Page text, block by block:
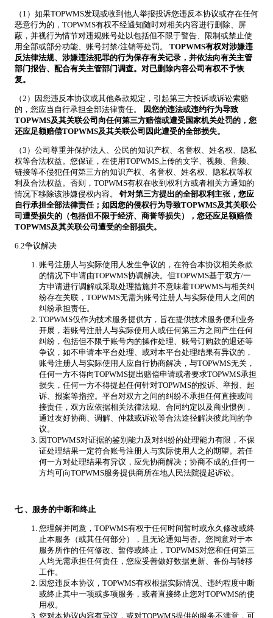
（1）如果TOPWMS发现或收到他人举报投诉您违反本协议或存在任何
恶意行为的，TOPWMS有权不经通知随时对相关内容进行删除、屏
蔽，并视行为情节对违规账号处以包括但不限于警告、限制或禁止使
用全部或部分功能、账号封禁/注销等处罚。 TOPWMS有权对涉嫌违
反法律法规、涉嫌违法犯罪的行为保存有关记录，并依法向有关主管
部门报告、配合有关主管部门调查。对已删除内容公司有权不予恢
复。
（2）因您违反本协议或其他条款规定，引起第三方投诉或诉讼索赔
的，您应当自行承担全部法律责任。
因您的违法或违约行为导致
TOPWMS及其关联公司向任何第三方赔偿或遭受国家机关处罚的，您
还应足额赔偿TOPWMS及其关联公司因此遭受的全部损失。
（3）公司尊重并保护法人、公民的知识产权、名誉权、姓名权、隐私
权等合法权益。您保证，在使用TOPWMS上传的文字、视频、音频、
链接等不侵犯任何第三方的知识产权、名誉权、姓名权、隐私权等权
利及合法权益。否则，TOPWMS有权在收到权利方或者相关方通知的
情况下移除该涉嫌侵权内容。 针对第三方提出的全部权利主张，您应
自行承担全部法律责任；如因您的侵权行为导致TOPWMS及其关联公
司遭受损失的（包括但不限于经济、商誉等损失），您还应足额赔偿
TOPWMS及其关联公司遭受的全部损失。
6.2争议解决
账号注册人与实际使用人发生争议的，在符合本协议相关条款
的情况下申请由TOPWMS协调解决。但TOPWMS基于双方/一
方申请进行调解或采取处理措施并不意味着TOPWMS与相关纠
纷存在关联，TOPWMS无需为账号注册人与实际使用人之间的
纠纷承担责任。
TOPWMS仅作为技术服务提供方，旨在提供技术服务便利业务
开展，若账号注册人与实际使用人或任何第三方之间产生任何
纠纷，包括但不限于账号内的操作处理、账号订购款的退还等
争议，如不申请本平台处理、或对本平台处理结果有异议的，
账号注册人与实际使用人应自行协商解决，与TOPWMS无关，
任何一方不得向TOPWMS提出赔偿申请或者要求TOPWMS承担
损失，任何一方不得提起任何针对TOPWMS的投诉、举报、起
诉、报案等指控。平台对双方之间的纠纷不承担任何直接或间
接责任，双方应依据相关法律法规、合同约定以及商业惯例，
通过友好协商、调解、仲裁或诉讼等合法途径解决彼此间的争
议。
因TOPWMS对证据的鉴别能力及对纠纷的处理能力有限，不保
证处理结果一定符合账号注册人与实际使用人之的期望。若任
何一方对处理结果有异议，应先协商解决；协商不成的,任何一
方均可向TOPWMS服务提供商所在地人民法院提起诉讼。
七 、服务的中断和终止
您理解并同意，TOPWMS有权于任何时间暂时或永久修改或终
止本服务（或其任何部分），且无论通知与否。您同意对于本
服务所作的任何修改、暂停或终止，TOPWMS对您和任何第三
人均无需承担任何责任，您应妥善做好数据更新、备份与转移
工作。
因您违反本协议，TOPWMS有权根据实际情况、违约程度中断
或终止其中一项或多项服务，或者直接终止您对TOPWMS的使
用权。
您对本协议内容有异议，或对TOPWMS提供的服务不满意，可